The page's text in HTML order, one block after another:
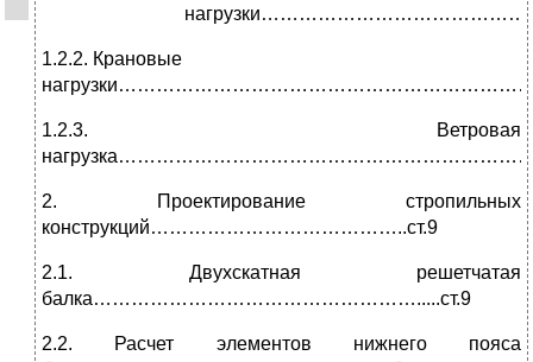
1.2.2. Крановые
1.2.3. Ветровая
2. Проектирование стропильных
конструкций…………………………………..ст.9
2.1. Двухскатная решетчатая
балка…………………………………………….....ст.9
2.2. Расчет элементов нижнего пояса